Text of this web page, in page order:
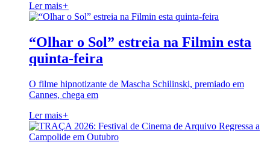
Ler mais+
“Olhar o Sol” estreia na Filmin esta
quinta-feira
O filme hipnotizante de Mascha Schilinski, premiado em
Cannes, chega em
Ler mais+